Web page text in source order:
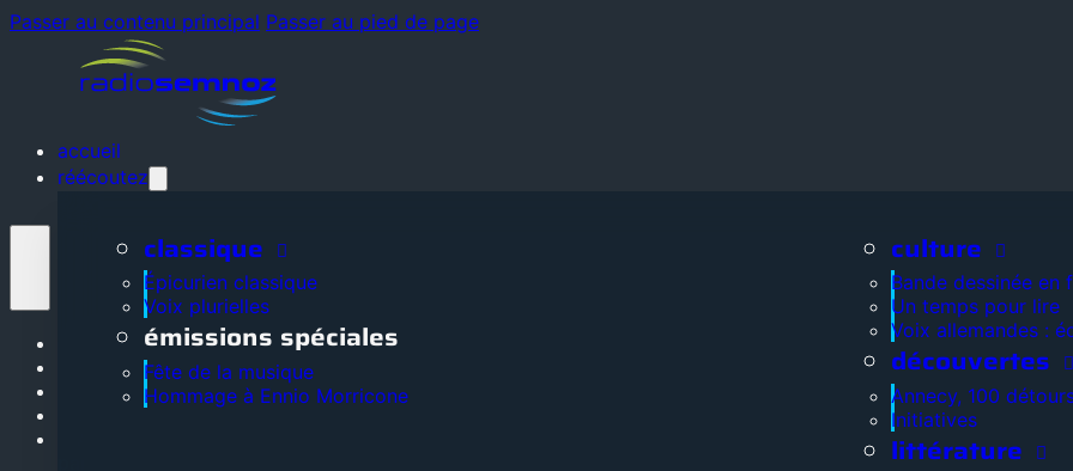
Passer au contenu principal Passer au pied de page
accueil
réécoutez
classique
Épicurien classique
Voix plurielles
émissions spéciales
Fête de la musique
Hommage à Ennio Morricone
culture
Bande dessinée en
Un temps pour lire
Voix allemandes :
découvertes
Annecy, 100
Initiatives
littérature
Accueil
Réécoutez
La radio
Grille des programmes